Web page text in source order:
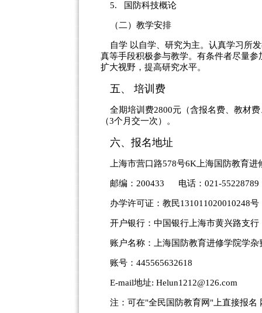
5. 国防科技概论
（二）教学安排
自学 以自学、研究为主。认真学习所
真等手段积极参与教学。有条件者尽量
扩大视野，提高研究水平。
五、 培训费
全期培训费2800元（含报名费、教材
（3个月交一次）。
六、报名地址
上海市营口路578号6K上海国防教育进
邮编：200433 电话：021-55228789
办学许可证：教民131011020010248号
开户银行：中国银行上海市黄兴路支行
账户名称：上海国防教育进修学院学杂
账号：445565632618
E-mail地址: Helun1212@126.com
注：可在"全民国防教育网"上直接报名